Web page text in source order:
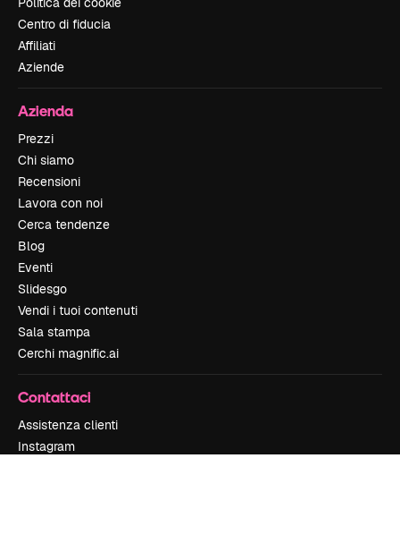
Centro di fiducia
Affiliati
Aziende
Azienda
Prezzi
Chi siamo
Recensioni
Lavora con noi
Cerca tendenze
Blog
Eventi
Slidesgo
Vendi i tuoi contenuti
Sala stampa
Cerchi magnific.ai
Contattaci
Assistenza clienti
Instagram